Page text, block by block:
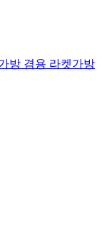
방 겸용 라켓가방